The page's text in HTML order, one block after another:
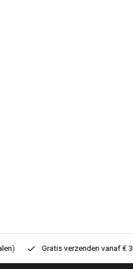
Gratis verzenden vanaf € 30,-